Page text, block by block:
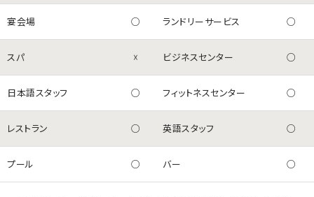
宴会場 ○ ランドリーサービス ○
スパ ☓ ビジネスセンター ○
日本語スタッフ ○ フィットネスセンター ○
レストラン ○ 英語スタッフ ○
プール ○ バー ○